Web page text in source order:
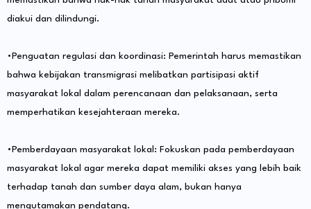
diakui dan dilindungi.
•Penguatan regulasi dan koordinasi: Pemerintah harus memastikan
bahwa kebijakan transmigrasi melibatkan partisipasi aktif
masyarakat lokal dalam perencanaan dan pelaksanaan, serta
memperhatikan kesejahteraan mereka.
•Pemberdayaan masyarakat lokal: Fokuskan pada pemberdayaan
masyarakat lokal agar mereka dapat memiliki akses yang lebih baik
terhadap tanah dan sumber daya alam, bukan hanya
mengutamakan pendatang.